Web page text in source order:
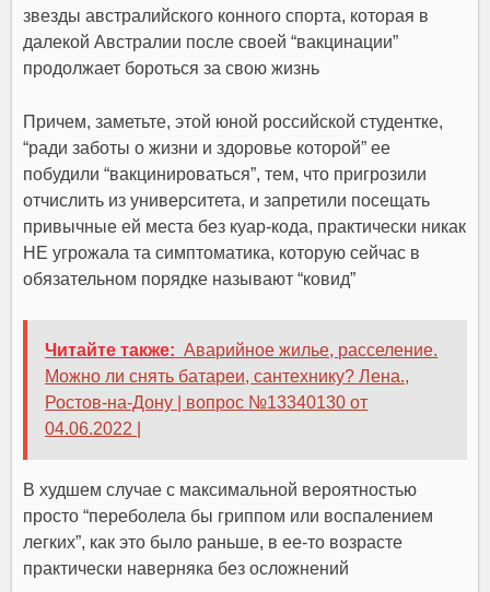
звезды австралийского конного спорта, которая в
далекой Австралии после своей “вакцинации”
продолжает бороться за свою жизнь
Причем, заметьте, этой юной российской студентке,
“ради заботы о жизни и здоровье которой” ее
побудили “вакцинироваться”, тем, что пригрозили
отчислить из университета, и запретили посещать
привычные ей места без куар-кода, практически никак
НЕ угрожала та симптоматика, которую сейчас в
обязательном порядке называют “ковид”
Читайте также: Аварийное жилье, расселение.
Можно ли снять батареи, сантехнику? Лена.,
Ростов-на-Дону | вопрос №13340130 от
04.06.2022 |
В худшем случае с максимальной вероятностью
просто “переболела бы гриппом или воспалением
легких”, как это было раньше, в ее-то возрасте
практически наверняка без осложнений